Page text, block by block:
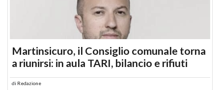
Martinsicuro, il Consiglio comunale torna
a riunirsi: in aula TARI, bilancio e rifiuti
di Redazione